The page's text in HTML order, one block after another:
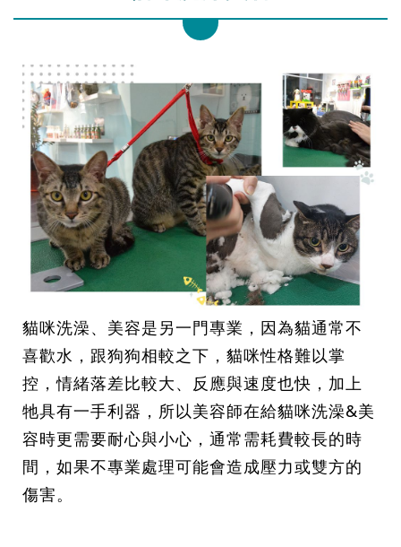
貓咪洗澡、美容是另一門專業，因為貓通常不
喜歡水，跟狗狗相較之下，貓咪性格難以掌
控，情緒落差比較大、反應與速度也快，加上
牠具有一手利器，所以美容師在給貓咪洗澡&美
容時更需要耐心與小心，通常需耗費較長的時
間，如果不專業處理可能會造成壓力或雙方的
傷害。